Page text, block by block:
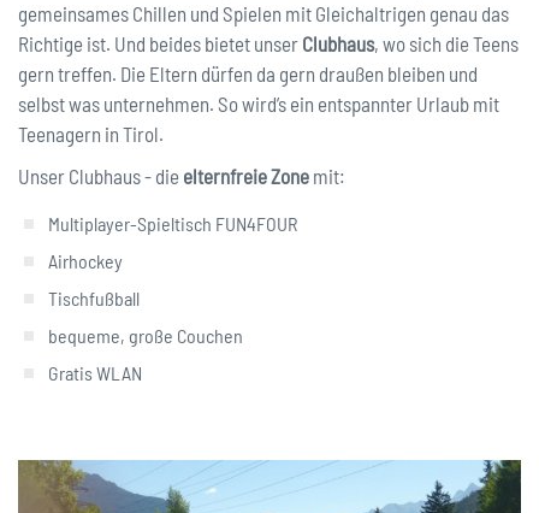
gemeinsames Chillen und Spielen mit Gleichaltrigen genau das
Richtige ist. Und beides bietet unser Clubhaus, wo sich die Teens
gern treffen. Die Eltern dürfen da gern draußen bleiben und
selbst was unternehmen. So wird’s ein entspannter Urlaub mit
Teenagern in Tirol.
Unser Clubhaus - die elternfreie Zone mit:
Multiplayer-Spieltisch FUN4FOUR
Airhockey
Tischfußball
bequeme, große Couchen
Gratis WLAN